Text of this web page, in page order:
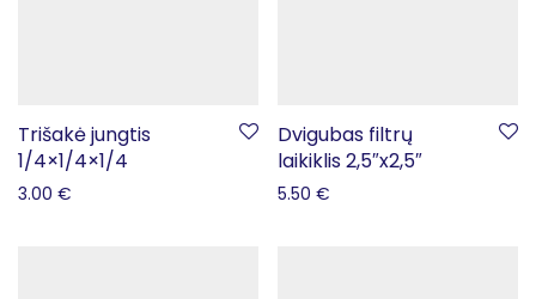
Trišakė jungtis
1/4×1/4×1/4
3.00 €
Dvigubas filtrų
laikiklis 2,5″x2,5″
5.50 €